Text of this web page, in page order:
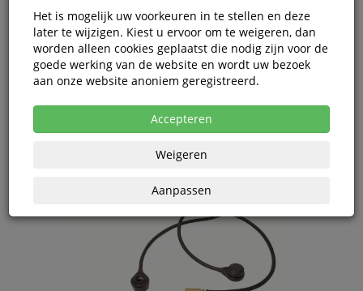
3M Versaflo S-200+
ademhalingssysteem met
luchttoevoer
Het is mogelijk uw voorkeuren in te stellen en deze
later te wijzigen. Kiest u ervoor om te weigeren, dan
worden alleen cookies geplaatst die nodig zijn voor de
goede werking van de website en wordt uw bezoek
aan onze website anoniem geregistreerd.
Accepteren
Weigeren
Aanpassen